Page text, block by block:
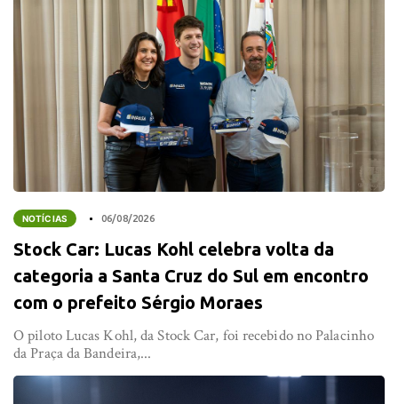
NOTÍCIAS 06/08/2026
Stock Car: Lucas Kohl celebra volta da
categoria a Santa Cruz do Sul em encontro
com o prefeito Sérgio Moraes
O piloto Lucas Kohl, da Stock Car, foi recebido no Palacinho
da Praça da Bandeira,...